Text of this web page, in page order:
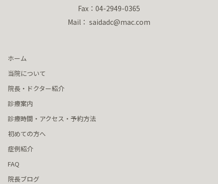
Fax：04-2949-0365
Mail： saidadc@mac.com
ホーム
当院について
院長・ドクター紹介
診療案内
診療時間・アクセス・予約方法
初めての方へ
症例紹介
FAQ
院長ブログ